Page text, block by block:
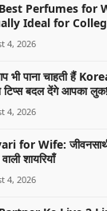
Perfumes for
Ideal for
4, 2026
भी पाना चाहती हैं
बदल देंगे आपका
4, 2026
for Wife:
शायरियाँ
4, 2026